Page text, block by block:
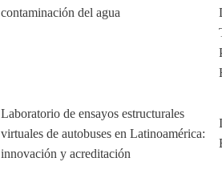
contaminación del agua
Laboratorio de ensayos estructurales
virtuales de autobuses en Latinoamérica:
innovación y acreditación